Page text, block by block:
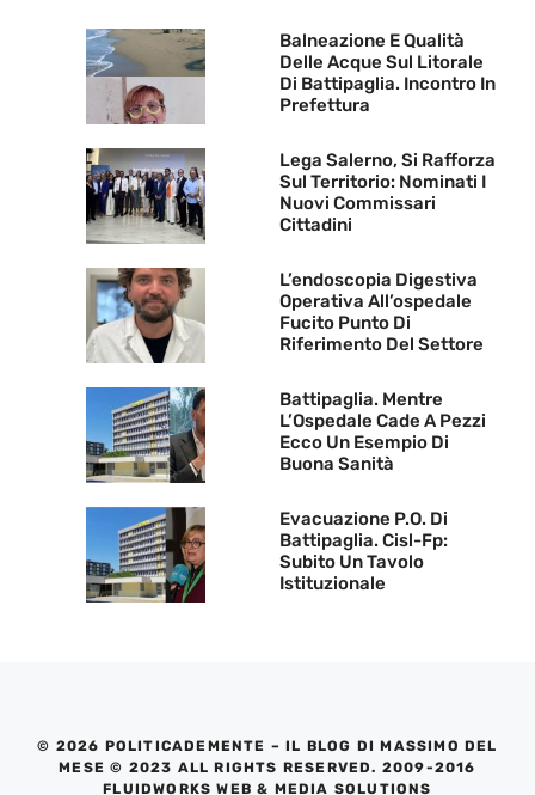
Balneazione E Qualità
Delle Acque Sul Litorale
Di Battipaglia. Incontro In
Prefettura
Lega Salerno, Si Rafforza
Sul Territorio: Nominati I
Nuovi Commissari
Cittadini
L’endoscopia Digestiva
Operativa All’ospedale
Fucito Punto Di
Riferimento Del Settore
Battipaglia. Mentre
L’Ospedale Cade A Pezzi
Ecco Un Esempio Di
Buona Sanità
Evacuazione P.O. Di
Battipaglia. Cisl-Fp:
Subito Un Tavolo
Istituzionale
© 2026 POLITICADEMENTE – IL BLOG DI MASSIMO DEL
MESE © 2023 ALL RIGHTS RESERVED. 2009-2016
FLUIDWORKS WEB & MEDIA SOLUTIONS